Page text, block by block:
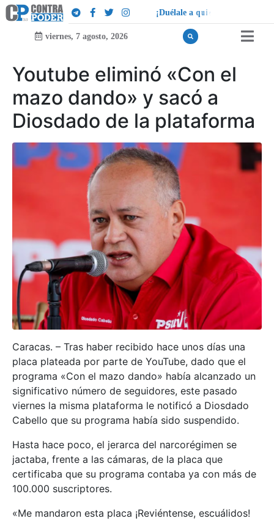
¡Duélale a qui e
viernes, 7 agosto, 2026
Youtube eliminó «Con el
mazo dando» y sacó a
Diosdado de la plataforma
Caracas. – Tras haber recibido hace unos días una
placa plateada por parte de YouTube, dado que el
programa «Con el mazo dando» había alcanzado un
significativo número de seguidores, este pasado
viernes la misma plataforma le notificó a Diosdado
Cabello que su programa había sido suspendido.
Hasta hace poco, el jerarca del narcorégimen se
jactaba, frente a las cámaras, de la placa que
certificaba que su programa contaba ya con más de
100.000 suscriptores.
«Me mandaron esta placa ¡Reviéntense, escuálidos!